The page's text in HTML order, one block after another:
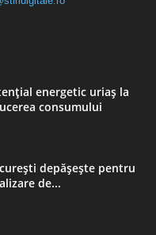
energetic uriaș la
consumului
depășește pentru
de...